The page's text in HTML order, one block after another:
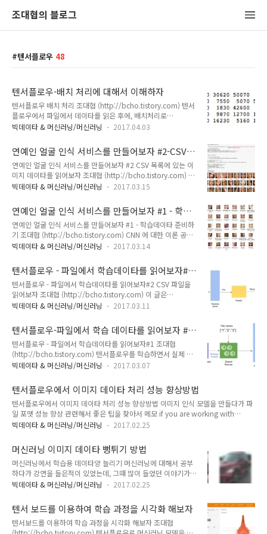
조대협의 블로그
텐서플로우 48
텐서플로우-배치 처리에 대해서 이해하자
텐서플로우 배치 처리 조대협 (http://bcho.tistory.com) 텐서
플로우에서 파일에서 데이타를 읽은 후에, 배치처리로
placeholder에서 읽는 예제를 설명한다.텐서의 shape 의 차원
로 정리해놓는다.큐와 파일처리에 대한 기본적인 내용은 아래글
http://bcho.tistory.com/1163http://bcho.tistory.com/1
165를 참고하기 바란다.데이타 포맷읽어 드릴 데이타 포맷은 다
음과 같다. 비행기 노선 정보에 대한 데이타로 “년도,항공사 코
드, 편명"을 기록한 CSV 파일이
드이 데이타를 텐서 플로우에서 읽어서 배치로 place h..
빅데이타 & 머신러닝/머신러닝 2017.04.03
연예인 얼굴 인식 서비스를 만들어보자 #2-CSV
에 있는 이미지 목록을 텐서로 읽어보자
연예인 얼굴 인식 서비스를 만들어보자 #2 CSV 목록에 있는 이
미지 데이타를 읽어보자 조대협 (http://bcho.tistory.com) 앞
의 글(http://bcho.tistory.com/1166) 에서는 얼굴 인식 데이
살펴보았다.그러면, 이 전처리가 끝난 데이타를 텐서플로우에서
학습용으로 쓰기 위해서 데이타를 읽어 들이는 것을 살펴보겠다.
파일에서 학습데이타를 읽는 방법과 큐에 대한 설명은 아래 두
글을 참고하기 바란
다.http://bcho.tistory.com/1165http://bcho.tistory.com
다/Users/terrycho/traning_datav2/training/007BIL_..
빅데이타 & 머신러닝/머신러닝 2017.03.15
연예인 얼굴 인식 서비스를 만들어보자 #1 - 학습
데이타 준비하기
연예인 얼굴 인식 서비스를 만들어보자 #1 - 학습데이타 준비하
기 조대협 (http://bcho.tistory.com) CNN 에 대한 이론 공부
와 텐서 플로우에 대한 기본 이해를 끝내서 실제로 모델을 만들
얼굴 인식 (Face recognition)을 주제로 잡아서, 이 모델을 만들
기로 하고 아직 실력이 미흡하여 호주팀에서 일하고 있는 동료인
Win woo 라는 동료에게 모델과 튜토리얼 개발을 부탁하였다.
이제 부터 연재하는 연예인 얼굴 인식 서비스는 Win woo 가 만
든 코드를 기반으로 하여 설명한다. (코드 원본 주소 :
자먼저 얼굴 인식 모델을 만들려면, ..
빅데이타 & 머신러닝/머신러닝 2017.03.14
텐서플로우 - 파일에서 학습데이타를 읽어보자#2
(Reader와 Decoder)
텐서플로우 - 파일에서 학습데이타를 읽어보자#2 CSV 파일을
읽어보자 조대협 (http://bcho.tistory.com) 이 글은
http://bcho.tistory.com/1163 의 두번째 글이다. 앞의 글을
록을 읽어서 큐에 넣고, 파일명을 하나씩 읽어오는 처리 방법에
대해서 알아보았다. 이번 글에서는 그 파일들에 있는 데이타를
읽어서 파싱한 후, 실제 트레이닝 세션에 학습용 데이타로 불러
들이는 방법을 설명하도록 한다.파일에서 데이타 읽기
(Reader)finename_queue에 파일명이 저장되었으면, 이 파일
를 읽어오는 컴포넌트를 Reader라고 한다. 이 Reader들은 ..
빅데이타 & 머신러닝/머신러닝 2017.03.11
텐서플로우-파일에서 학습 데이타를 읽어보자 #1
(큐 사용 방법과 구조)
텐서플로우 - 파일에서 학습데이타를 읽어보자#1 조대협
(http://bcho.tistory.com) 텐서플로우를 학습하면서 실제 모
델을 만들어보려고 하니 생각보다 데이타 처리에 대한 부분에서
제는 데이타가 다 이쁘게 정리되어서 학습 하기 좋은 형태로 되
어 있지만, 실제로 내 모델을 만들고 학습을 하기 위해서는 데이
타에 대한 정재와 분류 작업등이 많이 필요하다. 이번글에서는
학습에 필요한 데이타를 파일에서 읽을때 필요한 큐에 대한 개념
에 대해서 알아보도록 한다. 피딩 (Feeding) 개념 복습 텐서플로
법은 일반적으로 피딩 (feeding)이라는 방법을 사용한다. 메모
리상의 어떤 변..
빅데이타 & 머신러닝/머신러닝 2017.03.07
텐서플로우에서 이미지 데이타 처리 성능 향상방법
텐서플로우에서 이미지 데이타 처리 성능 향상방법 이미지 인식 모델을 만들다가 파
일 포맷 성능 향상 관련해서 좋은 팁을 찾아서 메모 if you are working with
>O(1000) JPEG images, keep in mind that it is extremely inefficient to
quite a bit.A more robust and faster solution to convert a dataset of
images to a sharded TFRecord of Example protos. Here is a fully worked
script for co..
빅데이타 & 머신러닝/머신러닝 2017.02.25
머신러닝 이미지 데이타 뻥튀기 방법
머신러닝에서 학습용 데이타양 늘리기 머신러닝에 대해서 공부
하다가 강연을 들은적이 있었는데, 그때 많이 들었던 이야기가
데이타 뻥튀기에 대한 이야기 였다.확보할 수 있는 원본 데이타
는 방법인데. 어떻게 하나 사실 궁금했는데.(얼굴의 경우 선글라
스를 씌우거나 기타의 방법을 생각했는데..) 오늘 튜토리얼을 보
다보니, 구체적인 그 방법이 나와 있어서 잠깐 메모 해놓는다
빅데이타 & 머신러닝/머신러닝 2017.02.25
텐서 보드를 이용하여 학습 과정을 시각화 해보자
텐서보드를 이용하여 학습 과정을 시각화 해보자 조대협